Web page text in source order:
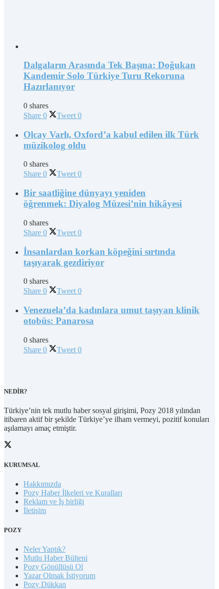
Dalgaların Arasında Tek Başına: Doğukan
Kandemir Solo Türkiye Turu Rekoruna
Hazırlanıyor
0 shares
Share 0 Tweet 0
Olcay Varlı, Oxford’a kabul edilen ilk Türk
müzikolog oldu
0 shares
Share 0 Tweet 0
Bir saatliğine dünyayı yeniden
öğrenmek: Diyalog Müzesi’nin hikâyesi
0 shares
Share 0 Tweet 0
İnsanlardan korkan köpeğini sırtında
taşıyarak gezdiriyor
0 shares
Share 0 Tweet 0
Venezuela’da kadınlara umut taşıyan klinik
otobüs: Panarosa
0 shares
Share 0 Tweet 0
NEDİR?
Türkiye’nin tek mutlu haber sosyal girişimi, Pozy 2018 yılından
itibaren aktif bir şekilde Türkiye’ye ilham vermeyi, pozitif konuları
aşılamayı amaç etmiştir.
KURUMSAL
Hakkımızda
Pozy Haber İlkeleri ve Kuralları
Reklam ve İş birliği
İletişim
POZY
Neler Yaptık?
Mutlu Haber Bülteni
Pozy Gönüllüsü Ol
Yazar Olmak İstiyorum
Pozy Dükkan